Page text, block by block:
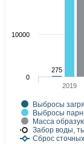
275
Выбросы
Выбросы
Масса
Забор воды,
Сброс
2019
0
10000